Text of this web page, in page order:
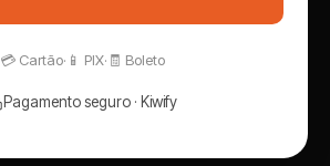
💳 Cartão· 📱 PIX· 🧾 Boleto
Pagamento seguro · Kiwify